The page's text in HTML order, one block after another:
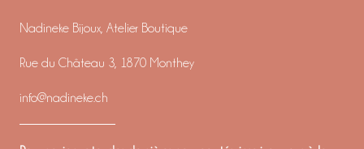
Nadineke Bijoux, Atelier Boutique
Rue du Château 3, 1870 Monthey
info@nadineke.ch